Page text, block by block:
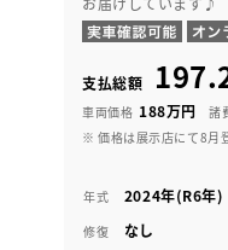
支払総額
車両価格 188万円 諸
※ 価格は展示店にて8月
年式 2024年(R6年)
修復 なし